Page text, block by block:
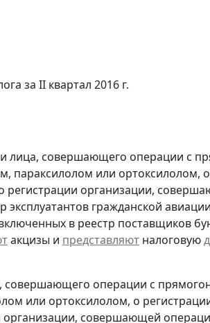
за II квартал 2016 г.
лица, совершающего операции с
параксилолом или ортоксилолом,
организации,
гражданской
в реестр поставщиков
акцизы и представляют налоговую
совершающего операции с
или ортоксилолом, о
совершающей